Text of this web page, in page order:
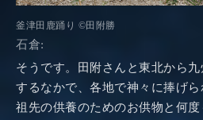
釜津田鹿踊り ©田附勝
石倉:
そうです。田附さんと東北から
するなかで、各地で神々に捧げ
祖先の供養のためのお供物と何